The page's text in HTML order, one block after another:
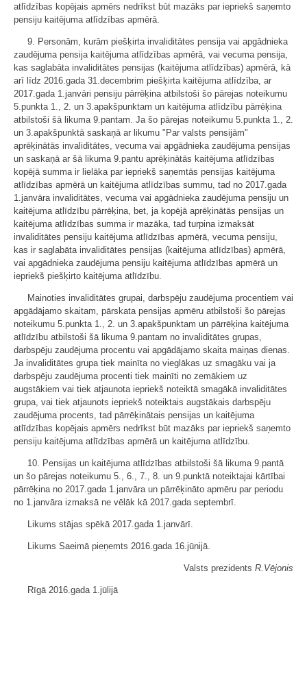
atlīdzības kopējais apmērs nedrīkst būt mazāks par iepriekš saņemto
pensiju kaitējuma atlīdzības apmērā.
9. Personām, kurām piešķirta invaliditātes pensija vai apgādnieka
zaudējuma pensija kaitējuma atlīdzības apmērā, vai vecuma pensija,
kas saglabāta invaliditātes pensijas (kaitējuma atlīdzības) apmērā, kā
arī līdz 2016.gada 31.decembrim piešķirta kaitējuma atlīdzība, ar
2017.gada 1.janvāri pensiju pārrēķina atbilstoši šo pārejas noteikumu
5.punkta 1., 2. un 3.apakšpunktam un kaitējuma atlīdzību pārrēķina
atbilstoši šā likuma 9.pantam. Ja šo pārejas noteikumu 5.punkta 1., 2.
un 3.apakšpunktā saskaņā ar likumu "Par valsts pensijām"
aprēķinātās invaliditātes, vecuma vai apgādnieka zaudējuma pensijas
un saskaņā ar šā likuma 9.pantu aprēķinātās kaitējuma atlīdzības
kopējā summa ir lielāka par iepriekš saņemtās pensijas kaitējuma
atlīdzības apmērā un kaitējuma atlīdzības summu, tad no 2017.gada
1.janvāra invaliditātes, vecuma vai apgādnieka zaudējuma pensiju un
kaitējuma atlīdzību pārrēķina, bet, ja kopējā aprēķinātās pensijas un
kaitējuma atlīdzības summa ir mazāka, tad turpina izmaksāt
invaliditātes pensiju kaitējuma atlīdzības apmērā, vecuma pensiju,
kas ir saglabāta invaliditātes pensijas (kaitējuma atlīdzības) apmērā,
vai apgādnieka zaudējuma pensiju kaitējuma atlīdzības apmērā un
iepriekš piešķirto kaitējuma atlīdzību.
Mainoties invaliditātes grupai, darbspēju zaudējuma procentiem vai
apgādājamo skaitam, pārskata pensijas apmēru atbilstoši šo pārejas
noteikumu 5.punkta 1., 2. un 3.apakšpunktam un pārrēķina kaitējuma
atlīdzību atbilstoši šā likuma 9.pantam no invaliditātes grupas,
darbspēju zaudējuma procentu vai apgādājamo skaita maiņas dienas.
Ja invaliditātes grupa tiek mainīta no vieglākas uz smagāku vai ja
darbspēju zaudējuma procenti tiek mainīti no zemākiem uz
augstākiem vai tiek atjaunota iepriekš noteiktā smagākā invaliditātes
grupa, vai tiek atjaunots iepriekš noteiktais augstākais darbspēju
zaudējuma procents, tad pārrēķinātais pensijas un kaitējuma
atlīdzības kopējais apmērs nedrīkst būt mazāks par iepriekš saņemto
pensiju kaitējuma atlīdzības apmērā un kaitējuma atlīdzību.
10. Pensijas un kaitējuma atlīdzības atbilstoši šā likuma 9.pantā
un šo pārejas noteikumu 5., 6., 7., 8. un 9.punktā noteiktajai kārtībai
pārrēķina no 2017.gada 1.janvāra un pārrēķināto apmēru par periodu
no 1.janvāra izmaksā ne vēlāk kā 2017.gada septembrī.
Likums stājas spēkā 2017.gada 1.janvārī.
Likums Saeimā pieņemts 2016.gada 16.jūnijā.
Valsts prezidents R.Vējonis
Rīgā 2016.gada 1.jūlijā